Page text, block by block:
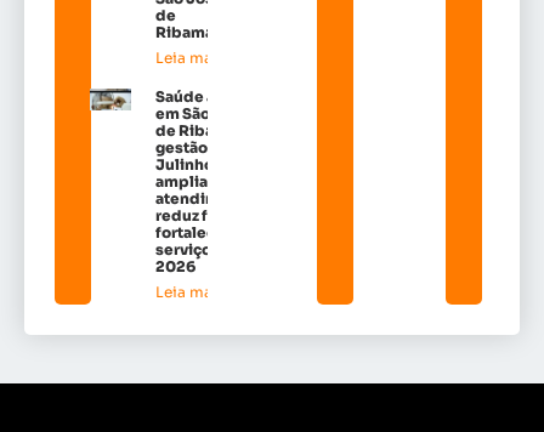
de
Ribamar
Leia mais »
Saúde avança
em São José
de Ribamar:
gestão de Dr.
Julinho
amplia
atendimentos,
reduz filas e
fortalece
serviços em
2026
Leia mais »